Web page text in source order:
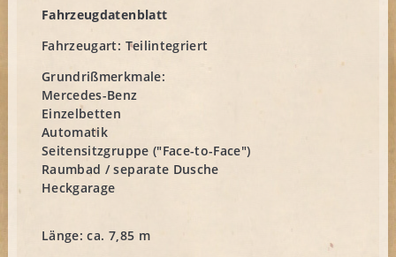
Fahrzeugdatenblatt
Fahrzeugart: Teilintegriert
Grundrißmerkmale:
Mercedes-Benz
Einzelbetten
Automatik
Seitensitzgruppe ("Face-to-Face")
Raumbad / separate Dusche
Heckgarage
Länge: ca. 7,85 m